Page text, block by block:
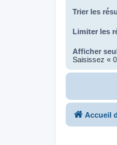
Trier les
Limiter les
Afficher
Saisissez «
Accueil